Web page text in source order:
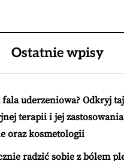
Ostatnie wpisy
fala uderzeniowa? Odkryj
terapii i jej
oraz kosmetologii
radzić sobie z bólem